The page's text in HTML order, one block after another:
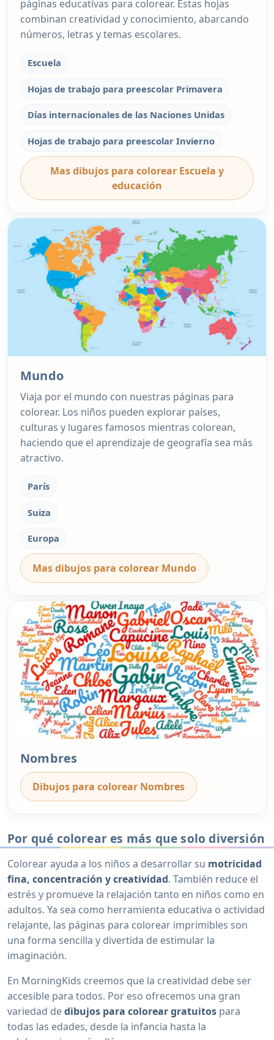
páginas educativas para colorear. Estas hojas
combinan creatividad y conocimiento, abarcando
números, letras y temas escolares.
Escuela
Hojas de trabajo para preescolar Primavera
Días internacionales de las Naciones Unidas
Hojas de trabajo para preescolar Invierno
Mas dibujos para colorear Escuela y
educación
Mundo
Viaja por el mundo con nuestras páginas para
colorear. Los niños pueden explorar países,
culturas y lugares famosos mientras colorean,
haciendo que el aprendizaje de geografía sea más
atractivo.
París
Suiza
Europa
Mas dibujos para colorear Mundo
Nombres
Dibujos para colorear Nombres
Por qué colorear es más que solo diversión
Colorear ayuda a los niños a desarrollar su motricidad
fina, concentración y creatividad. También reduce el
estrés y promueve la relajación tanto en niños como en
adultos. Ya sea como herramienta educativa o actividad
relajante, las páginas para colorear imprimibles son
una forma sencilla y divertida de estimular la
imaginación.
En MorningKids creemos que la creatividad debe ser
accesible para todos. Por eso ofrecemos una gran
variedad dedibujos para colorear gratuitos para
todas las edades, desde la infancia hasta la